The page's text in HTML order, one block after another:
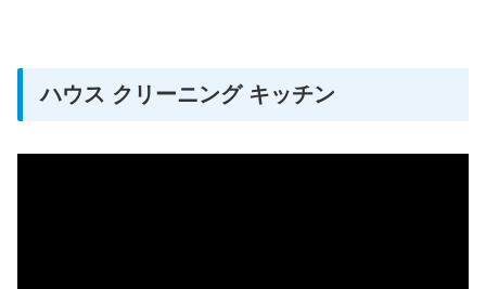
ハウス クリーニング キッチン